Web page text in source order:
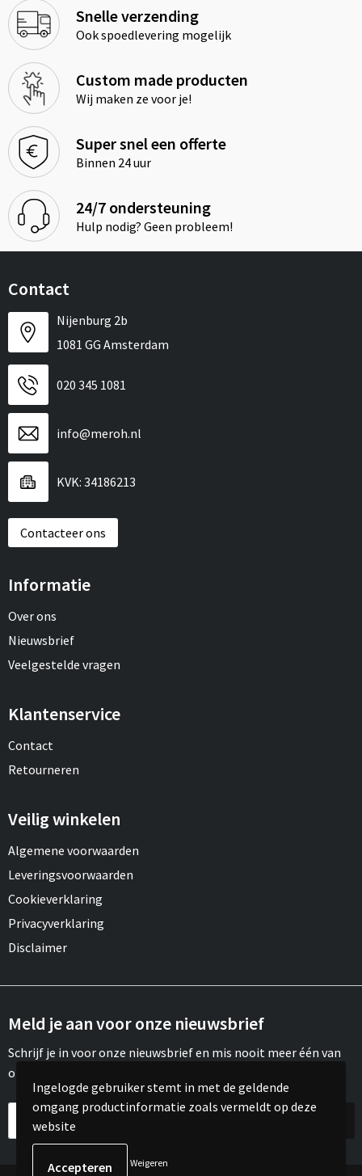
Snelle verzending
Ook spoedlevering mogelijk
Custom made producten
Wij maken ze voor je!
Super snel een offerte
Binnen 24 uur
24/7 ondersteuning
Hulp nodig? Geen probleem!
Contact
Nijenburg 2b
1081 GG Amsterdam
020 345 1081
info@meroh.nl
KVK: 34186213
Contacteer ons
Informatie
Over ons
Nieuwsbrief
Veelgestelde vragen
Klantenservice
Contact
Retourneren
Veilig winkelen
Algemene voorwaarden
Leveringsvoorwaarden
Cookieverklaring
Privacyverklaring
Disclaimer
Meld je aan voor onze nieuwsbrief
Schrijf je in voor onze nieuwsbrief en mis nooit meer één van
onze leuke aanbiedingen of updates.
Ingelogde gebruiker stemt in met de geldende
omgang productinformatie zoals vermeldt op deze
website
Weigeren